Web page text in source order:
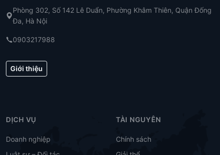
Phòng 302, Số 142 Lê Duẩn, Phường Khâm Thiên, Quận Đống
Đa, Hà Nội
0903217988
Giới thiệu
DỊCH VỤ
Doanh nghiệp
TÀI NGUYÊN
Chính sách